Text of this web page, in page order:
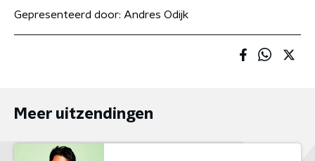
Gepresenteerd door: Andres Odijk
Meer uitzendingen